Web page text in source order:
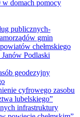
publicznych-
gmin
chełmskiego
Podlaski
geodezyjny
cyfrowego zasobu
lubelskiego”
infrastruktury
powiecie chełmskim”
– rozwój
w powiecie